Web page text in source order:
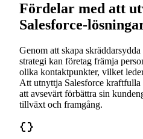
Fördelar med att
Salesforce-
Genom att skapa
strategi kan företag främja
olika kontaktpunkter, vilket
Att utnyttja Salesforce
att avsevärt förbättra sin
tillväxt och framgång.